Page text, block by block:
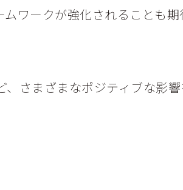
ワークが強化されることも期
さまざまなポジティブな影